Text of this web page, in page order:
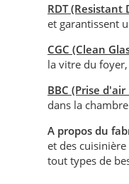
RDT
et garantissent
CGC (Clean
la vitre du
BBC (Prise
dans la
A propos du
et des
tout types de